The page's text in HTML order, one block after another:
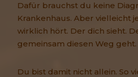
Dafür brauchst du keine
Krankenhaus. Aber vielleicht
wirklich hört. Der dich sieht.
gemeinsam diesen Weg geht.
Du bist damit nicht allein. So